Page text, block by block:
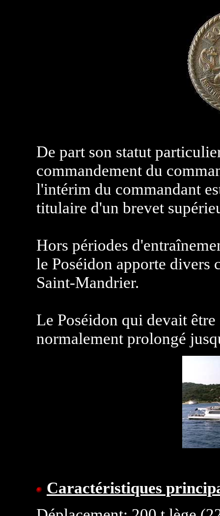
De part son statut
commandement du
l'intérim du commandant
titulaire d'un brevet
Hors périodes
le Poséidon apporte divers
Saint-Mandrier.
Le Poséidon qui devait être
normalement prolongé
Caractéristiques